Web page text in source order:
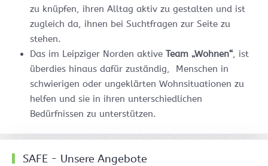
zu knüpfen, ihren Alltag aktiv zu gestalten und ist
zugleich da, ihnen bei Suchtfragen zur Seite zu
stehen.
Das im Leipziger Norden aktive Team „Wohnen“, ist
überdies hinaus dafür zuständig, Menschen in
schwierigen oder ungeklärten Wohnsituationen zu
helfen und sie in ihren unterschiedlichen
Bedürfnissen zu unterstützen.
SAFE - Unsere Angebote